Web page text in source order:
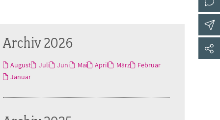
Archiv 2026
August Juli Juni Mai April März
Februar
Januar